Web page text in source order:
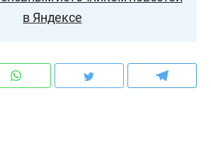
в Яндексе